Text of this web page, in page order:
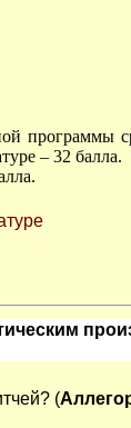
программы
– 32 балла.
(